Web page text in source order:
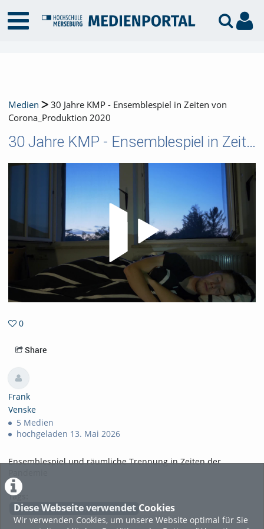
Diese Webseite verwendet Cookies
Wir verwenden Cookies, um unsere Website optimal für Sie
Medien
30 Jahre KMP - Ensemblespiel in Zeiten von
Corona_Produktion 2020
30 Jahre KMP - Ensemblespiel in Zeiten von Corona_Produktion 2020
0
Share
Frank
Venske
5 Medien
hochgeladen 13. Mai 2026
Ensemblespiel und räumliche Trennung in Zeiten der
Tags:
musik ensemble kmp musikproduktion